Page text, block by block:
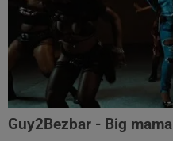
Guy2Bezbar - Big mama